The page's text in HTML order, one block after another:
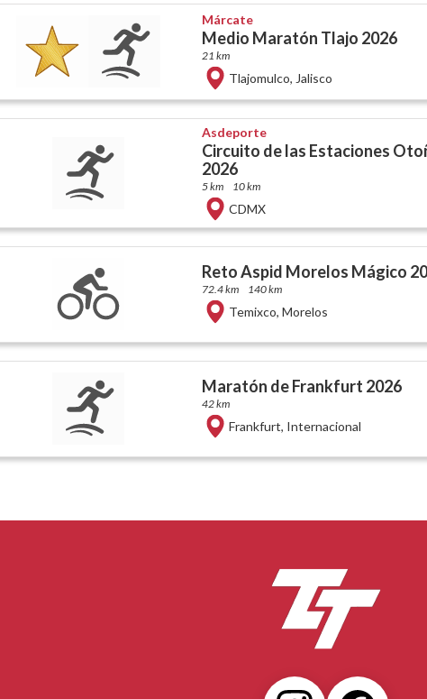
Márcate
Medio Maratón Tlajo 2026
21 km
Tlajomulco, Jalisco
Asdeporte
Circuito de las Estaciones
2026
5 km 10 km
CDMX
Reto Aspid Morelos Mágico
72.4 km 140 km
Temixco, Morelos
Maratón de Frankfurt 2026
42 km
Frankfurt, Internacional